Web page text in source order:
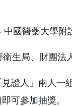
生局、財團法
證人」兩人一
可參加抽獎。